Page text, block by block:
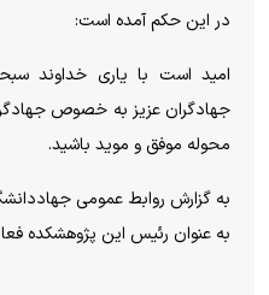
در این حکم آمده است:
امید است با یاری خداوند
جهادگران عزیز به خصوص
محوله موفق و موید باشید.
به گزارش روابط عمومی
به عنوان رئیس این پژوهشکده